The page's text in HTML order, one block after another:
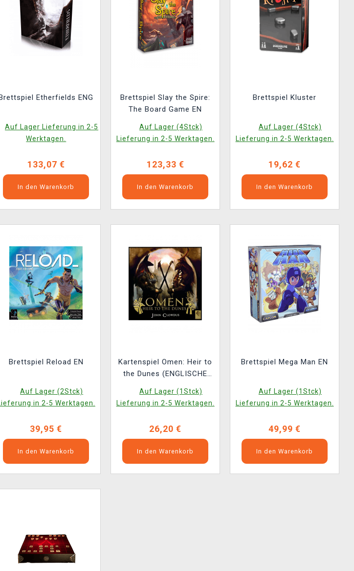
Etherfields ENG
Auf Lager Lieferung in 2-5
Werktagen.
133,07 €
In den Warenkorb
Brettspiel Slay the Spire:
The Board Game EN
Auf Lager (4Stck)
Lieferung in 2-5 Werktagen.
123,33 €
In den Warenkorb
Brettspiel Kluster
Auf Lager (4Stck)
Lieferung in 2-5 Werktagen.
19,62 €
In den Warenkorb
Brettspiel Reload EN
Auf Lager (2Stck)
in 2-5 Werktagen.
39,95 €
In den Warenkorb
Kartenspiel Omen: Heir to
the Dunes (ENGLISCHE
Auf Lager (1Stck)
Lieferung in 2-5 Werktagen.
26,20 €
In den Warenkorb
Brettspiel Mega Man EN
Auf Lager (1Stck)
Lieferung in 2-5 Werktagen.
49,99 €
In den Warenkorb